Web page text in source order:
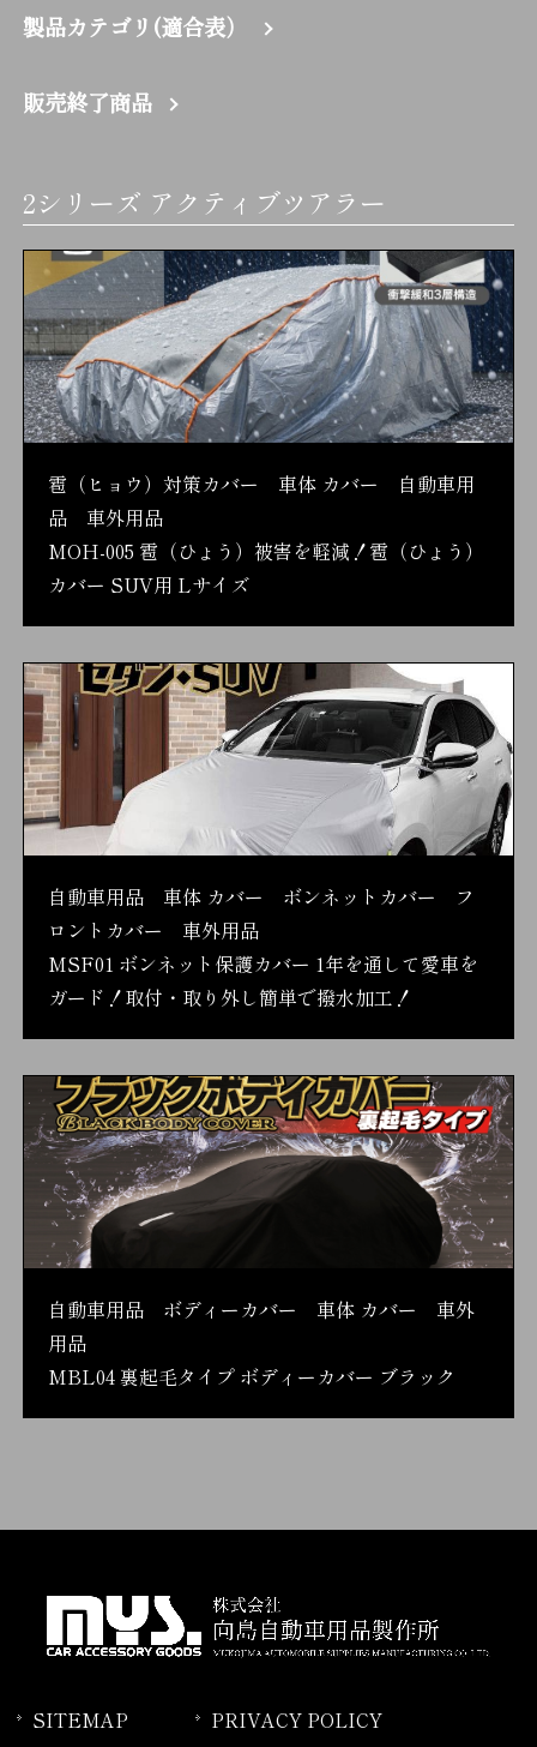
製品カテゴリ(適合表）
販売終了商品
2シリーズ アクティブツアラー
雹（ヒョウ）対策カバー 車体 カバー 自動車用
品 車外用品
MOH-005 雹（ひょう）被害を軽減！雹（ひょう）
カバー SUV用 Lサイズ
自動車用品 車体 カバー ボンネットカバー フ
ロントカバー 車外用品
MSF01 ボンネット保護カバー 1年を通して愛車を
ガード！取付・取り外し簡単で撥水加工！
自動車用品 ボディーカバー 車体 カバー 車外
用品
MBL04 裏起毛タイプ ボディーカバー ブラック
SITEMAP PRIVACY POLICY